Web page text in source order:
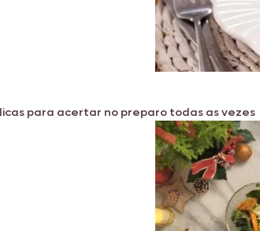
para acertar no preparo todas as vezes